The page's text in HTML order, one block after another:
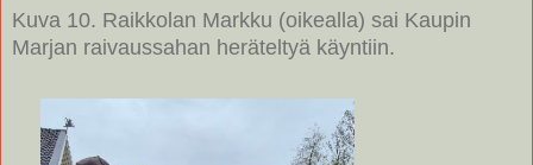
Kuva 10. Raikkolan Markku (oikealla) sai Kaupin
Marjan raivaussahan heräteltyä käyntiin.